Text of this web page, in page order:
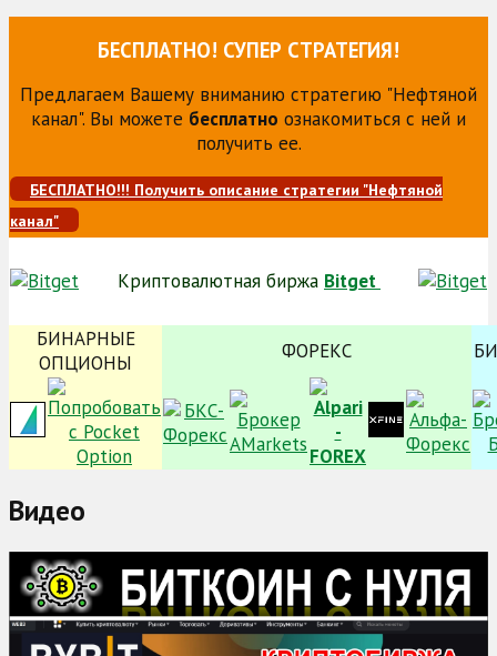
БЕСПЛАТНО! СУПЕР СТРАТЕГИЯ!
Предлагаем Вашему вниманию стратегию "Нефтяной
канал". Вы можете бесплатно ознакомиться с ней и
получить ее.
БЕСПЛАТНО!!! Получить описание стратегии "Нефтяной
канал"
Криптовалютная биржа Bitget
БИНАРНЫЕ
ОПЦИОНЫ
ФОРЕКС
Видео